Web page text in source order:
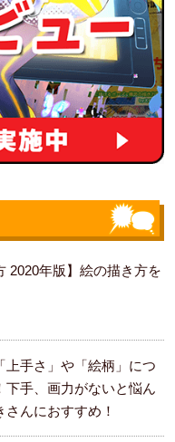
2020年版】絵の描き方を
上手さ」や「絵柄」につ
下手、画力がないと悩ん
さんにおすすめ！